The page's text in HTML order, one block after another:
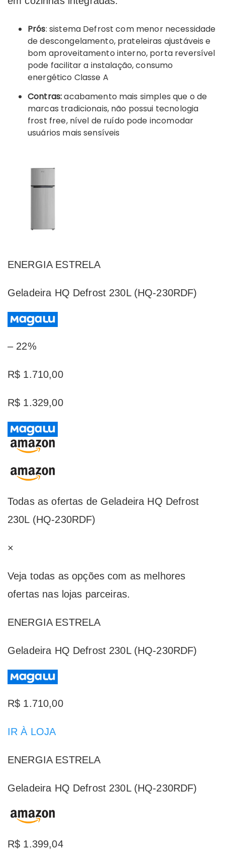
Prós: sistema Defrost com menor necessidade
de descongelamento, prateleiras ajustáveis e
bom aproveitamento interno, porta reversível
pode facilitar a instalação, consumo
energético Classe A
Contras:acabamento mais simples que o de
marcas tradicionais, não possui tecnologia
frost free, nível de ruído pode incomodar
usuários mais sensíveis
ENERGIA ESTRELA
Geladeira HQ Defrost 230L (HQ-230RDF)
– 22%
R$ 1.710,00
R$ 1.329,00
Todas as ofertas de Geladeira HQ Defrost
230L (HQ-230RDF)
×
Veja todas as opções com as melhores
ofertas nas lojas parceiras.
ENERGIA ESTRELA
Geladeira HQ Defrost 230L (HQ-230RDF)
R$ 1.710,00
IR À LOJA
ENERGIA ESTRELA
Geladeira HQ Defrost 230L (HQ-230RDF)
R$ 1.399,04